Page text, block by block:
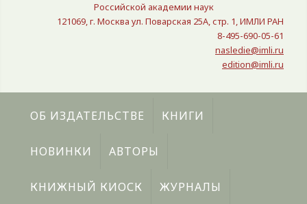
Российской академии наук
121069, г. Москва ул. Поварская 25A, стр. 1, ИМЛИ РАН
8-495-690-05-61
nasledie@imli.ru
edition@imli.ru
ОБ ИЗДАТЕЛЬСТВЕ КНИГИ
НОВИНКИ АВТОРЫ
КНИЖНЫЙ КИОСК ЖУРНАЛЫ